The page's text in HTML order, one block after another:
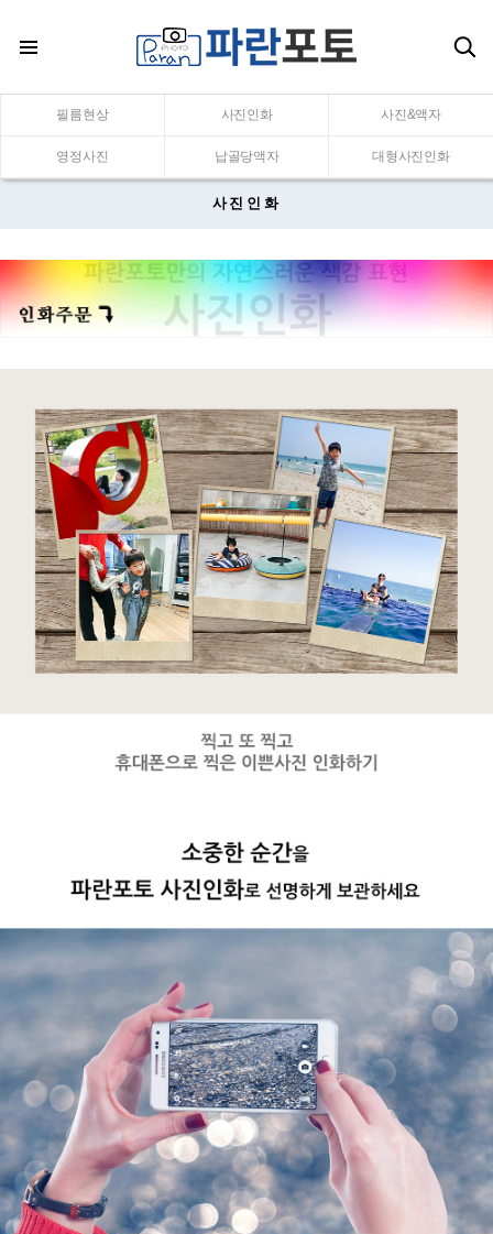
필름현상 사진인화 사진&액자
영정사진 납골당액자 대형사진인화
사진인화